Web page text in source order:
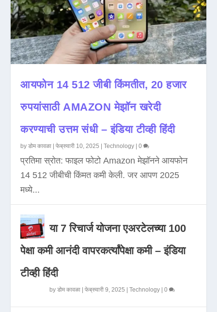
आयफोन 14 512 जीबी किंमतीत, 20 हजार
रुपयांसाठी AMAZON मेझॉन खरेदी
करण्याची उत्तम संधी – इंडिया टीव्ही हिंदी
byडोम कावळा |फेब्रुवारी 10, 2025 |Technology |0
प्रतिमा स्रोत: फाइल फोटो Amazon मेझॉनने आयफोन
14 512 जीबीची किंमत कमी केली. जर आपण 2025
मध्ये...
या 7 रिचार्ज योजना एअरटेलच्या 100
पेक्षा कमी आनंदी वापरकर्त्यांपेक्षा कमी – इंडिया
टीव्ही हिंदी
byडोम कावळा |फेब्रुवारी 9, 2025 |Technology |0